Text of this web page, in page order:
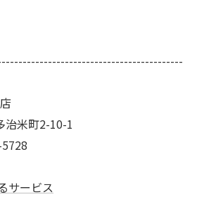
治米町2-10-1
サービス